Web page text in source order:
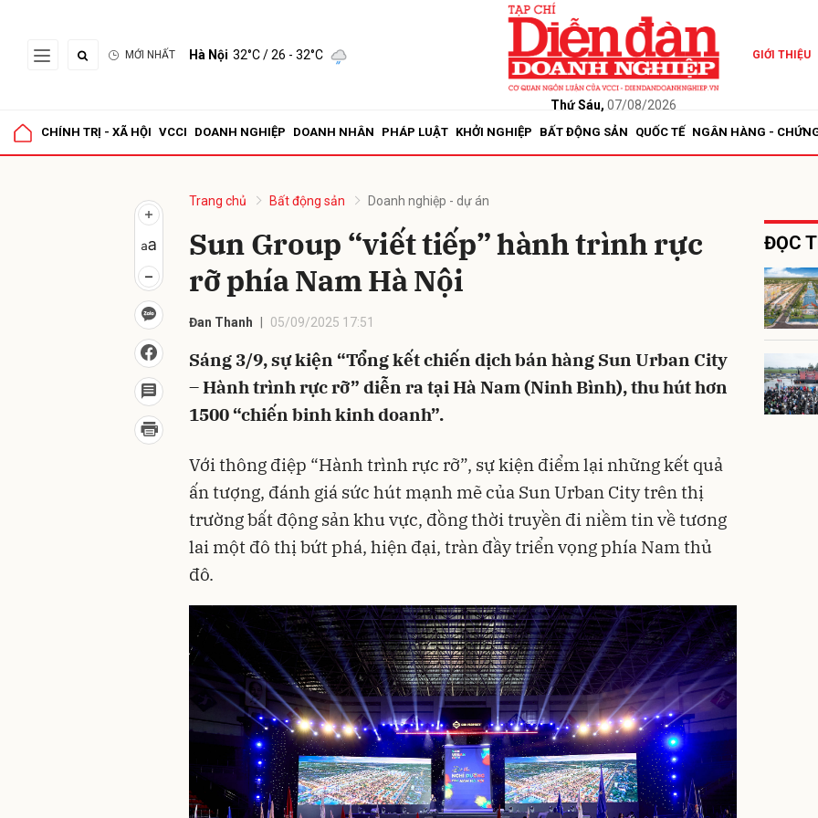
MỚI NHẤT Hà Nội 32°C/ 26 - 32°C
Thứ Sáu, 07/08/2026
GIỚI THIỆU
CHÍNH TRỊ - XÃ HỘI VCCI DOANH NGHIỆP DOANH NHÂN PHÁP LUẬT KHỞI NGHIỆP BẤT ĐỘNG SẢN QUỐC TẾ NGÂN HÀNG -
Trang chủ Bất động sản Doanh nghiệp - dự án
Sun Group “viết tiếp” hành trình rực
rỡ phía Nam Hà Nội
Đan Thanh 05/09/2025 17:51
Sáng 3/9, sự kiện “Tổng kết chiến dịch bán hàng Sun Urban City
– Hành trình rực rỡ” diễn ra tại Hà Nam (Ninh Bình), thu hút hơn
1500 “chiến binh kinh doanh”.
Với thông điệp “Hành trình rực rỡ”, sự kiện điểm lại những kết quả
ấn tượng, đánh giá sức hút mạnh mẽ của Sun Urban City trên thị
trường bất động sản khu vực, đồng thời truyền đi niềm tin về tương
lai một đô thị bứt phá, hiện đại, tràn đầy triển vọng phía Nam thủ
đô.
ĐỌC